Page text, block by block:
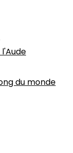
du monde